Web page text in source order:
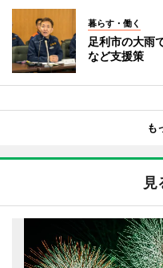
暮らす・働く
足利市の大雨
など支援策
も
見